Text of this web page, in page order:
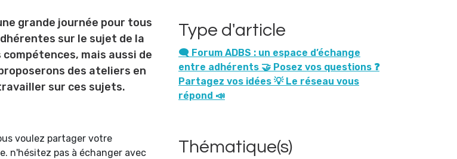
grande journée pour tous
sur le sujet de la
mais aussi de
des ateliers en
sur ces sujets.
voulez partager votre
n'hésitez pas à échanger avec
Type d'article
🗨️ Forum ADBS : un espace d’échange
entre adhérents 🤝 Posez vos questions ❓
Partagez vos idées 💡 Le réseau vous
répond 📣
Thématique(s)